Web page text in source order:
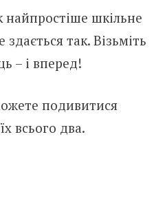
найпростіше шкільне
так. Візьміть
– і вперед!
подивитися
всього два.